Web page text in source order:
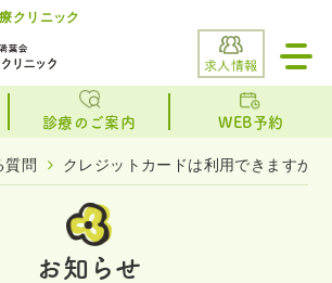
クリニック
求人情報
toggle
診療のご案内 WEB予約
質問 クレジットカードは利用できますか？
お知らせ